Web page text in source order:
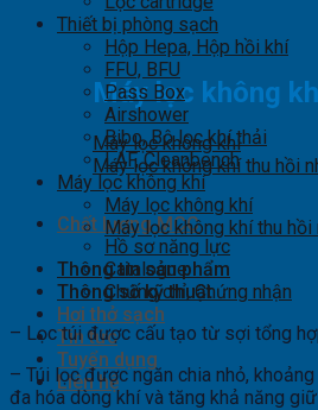
Máy lọc không
Máy lọc không khí
Máy lọc không khí thu hồi
Chất lượng MCC
Hồ sơ năng lực
Catalogue
Chứng chỉ, Chứng nhận
Hơi thở sạch
Tin tức
Tuyển dụng
Liên hệ
Thiết bị phòng sạch
Hộp Hepa, Hộp hồi khí
FFU, BFU
Pass Box
Airshower
Bibo, Bộ lọc khí thải
LAF, Cleanbench
Máy lọc không khí
Máy lọc không khí
Máy lọc không khí thu hồi
Thông tin sản phẩm
Thông số kỹ thuật
– Lọc túi được cấu tạo từ sợi tổng
– Túi lọc được ngăn chia nhỏ,
đa hóa dòng khí và tăng khả năng